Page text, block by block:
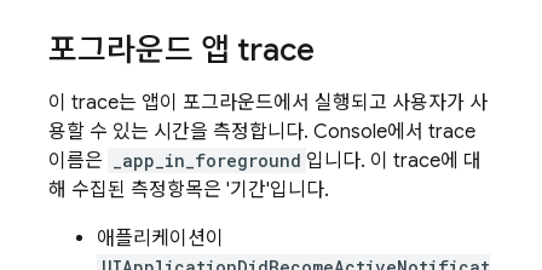
포그라운드 앱 trace
이 trace는 앱이 포그라운드에서 실행되고 사용자가 사
용할 수 있는 시간을 측정합니다. Console에서 trace
이름은
_app_in_foreground 입니다. 이 trace에 대
해 수집된 측정항목은 '기간'입니다.
애플리케이션이